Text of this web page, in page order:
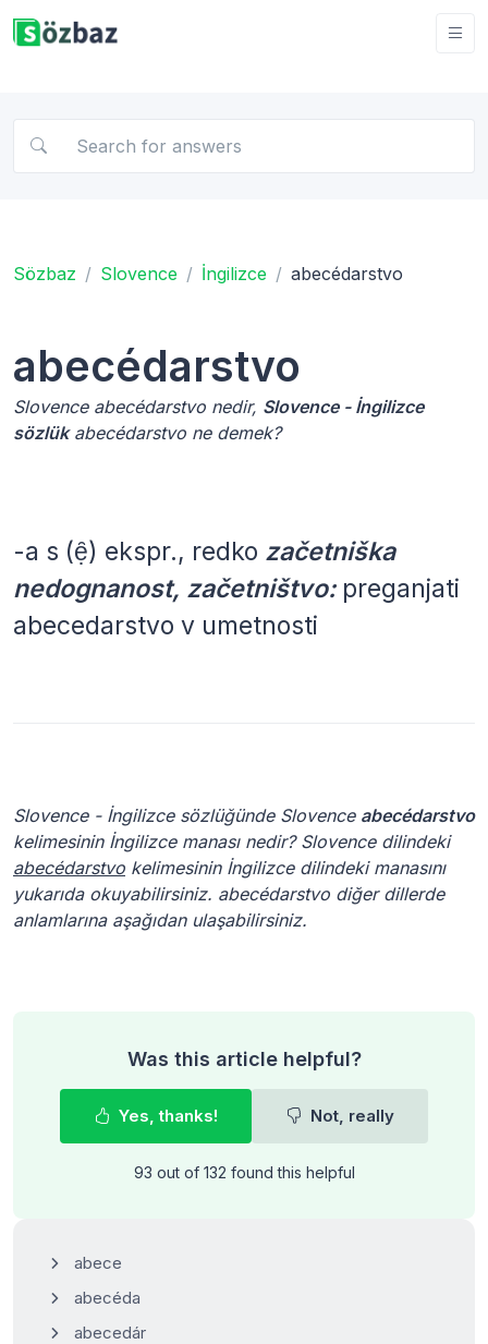
Sözbaz Slovence İngilizce abecédarstvo
abecédarstvo
Slovence abecédarstvo nedir, Slovence - İngilizce
sözlükabecédarstvo ne demek?
-a s (ẹ̑) ekspr., redko začetniška
nedognanost, začetništvo:preganjati
abecedarstvo v umetnosti
Slovence - İngilizce sözlüğünde Slovence abecédarstvo
kelimesinin İngilizce manası nedir? Slovence dilindeki
abecédarstvo kelimesinin İngilizce dilindeki manasını
yukarıda okuyabilirsiniz. abecédarstvo diğer dillerde
anlamlarına aşağıdan ulaşabilirsiniz.
Was this article helpful?
Yes, thanks! Not, really
93 out of 132 found this helpful
abece
abecéda
abecedár